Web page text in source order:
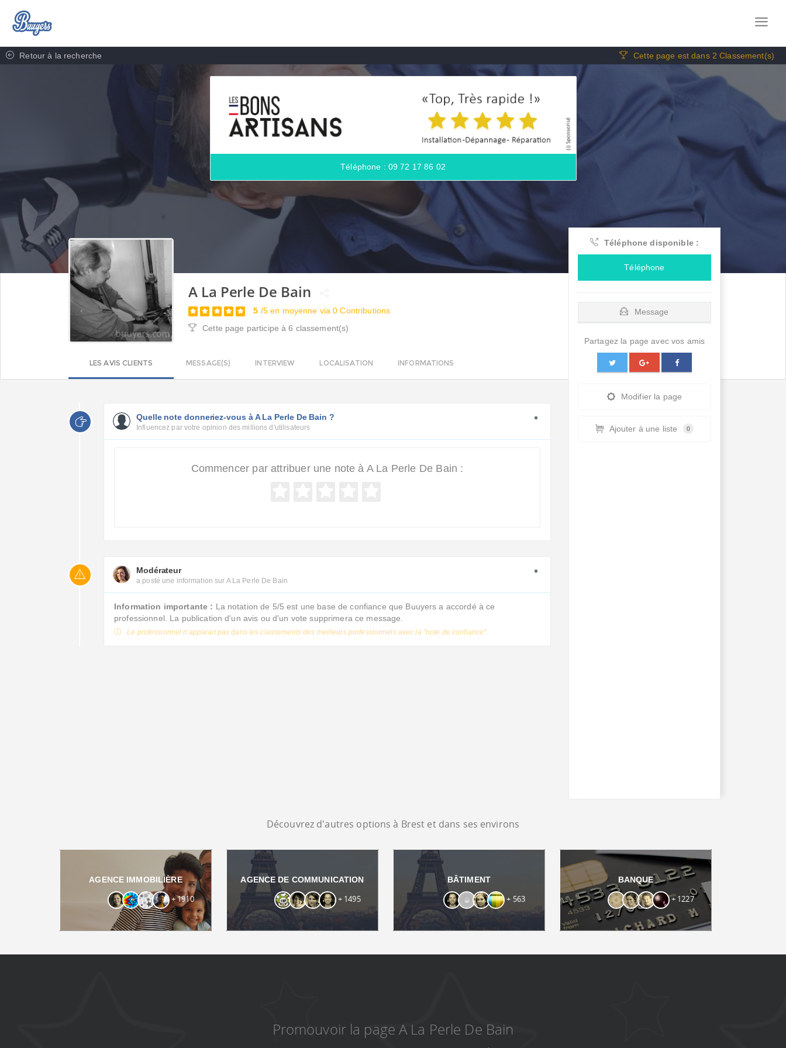
Retour à la recherche Cette page est dans 2 Classement(s)
Téléphone : 09 72 17 86 02
A La Perle De Bain
5 /5 en moyenne via 0 Contributions
Cette page participe à 6 classement(s)
LES AVIS CLIENTS MESSAGE(S) INTERVIEW LOCALISATION INFORMATIONS
Quelle note donneriez-vous à A La Perle De Bain ?
Influencez par votre opinion des millions d'utilisateurs
Commencer par attribuer une note à A La Perle De Bain :
Modérateur
a posté une information sur A La Perle De Bain
Information importante : La notation de 5/5 est une base de confiance que Buuyers a accordé à ce
professionnel. La publication d'un avis ou d'un vote supprimera ce message.
Le professionnel n'apparait pas dans les classements des meilleurs professionnels avec la "note de confiance".
Téléphone disponible :
Téléphone
Message
Partagez la page avec vos amis
Modifier la page
Ajouter à une liste 0
Découvrez d'autres options à Brest et dans ses environs
AGENCE IMMOBILIÈRE
+ 1910
AGENCE DE COMMUNICATION
+ 1495
BÂTIMENT
+ 563
BANQUE
+ 1227
Promouvoir la page A La Perle De Bain